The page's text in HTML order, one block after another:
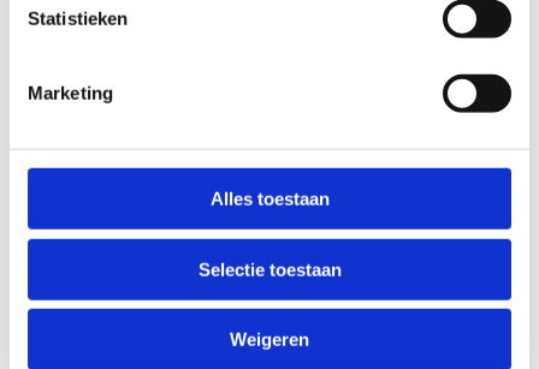
Statistieken
Marketing
Alles toestaan
Selectie toestaan
Weigeren